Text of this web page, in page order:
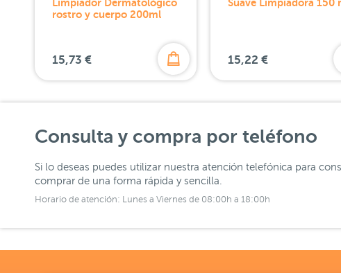
rostro y cuerpo 200ml
15,73 € 15,22 €
Consulta y compra por teléfono
Si lo deseas puedes utilizar nuestra atención telefónica para
comprar de una forma rápida y sencilla.
Horario de atención: Lunes a Viernes de 08:00h a 18:00h